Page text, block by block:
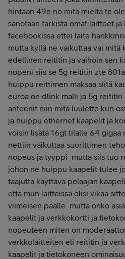
hintaan 49e no mitä mieltä te
sanotaan tarkista omat laitteet ja
facebookissa ettei laite
mutta kyllä ne vaikuttaa vai mitä
edellinen reititin ja vaihoin sen
nopeni siis se 5g reititin zte
huippu reittimen maksaa siitä
euroa on dlink malli ja 5g reititin
anteenit niin mitä luulette kun
ja huippu ethernet kaapelit ja
voisin lisätä 16gt tilalle 64 gigaa
nettiin vaikuttaa suorittimen
nopeus ja tyyppi mutta siis tuo
johon ne huippu kaapelit tulee
taajutta käyttävä pelaajan
että mun laitteissa olisi vikaa
viimeisen päälle mutta onko
kaapelit ja verkkokortti ja
nopeuteen miten on
verkkolaitteiten eli reititin ja
kaapelit ja tietokoneen